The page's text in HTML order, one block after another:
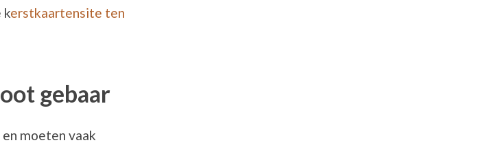
kerstkaartensite ten
gebaar
moeten vaak